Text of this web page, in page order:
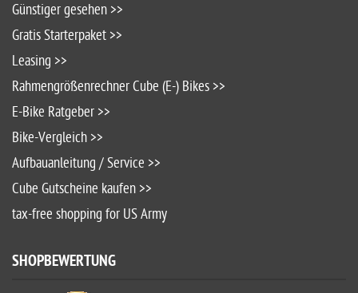
Günstiger gesehen >>
Gratis Starterpaket >>
Leasing >>
Rahmengrößenrechner Cube (E-) Bikes >>
E-Bike Ratgeber >>
Bike-Vergleich >>
Aufbauanleitung / Service >>
Cube Gutscheine kaufen >>
tax-free shopping for US Army
SHOPBEWERTUNG